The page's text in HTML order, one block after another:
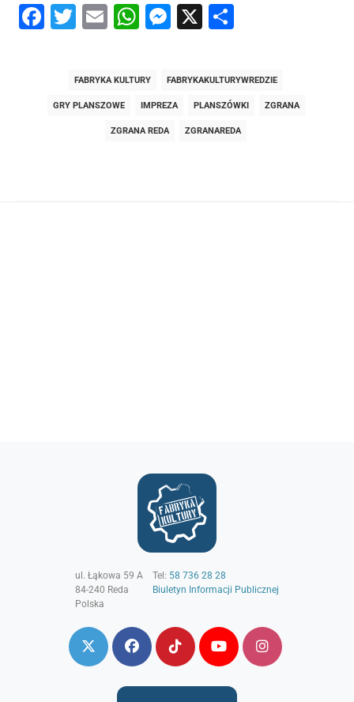
Facebook
Twitter
EmailWhatsApp
Messenger
X
FABRYKA KULTURY FABRYKAKULTURYWREDZIE
GRY PLANSZOWE IMPREZA PLANSZÓWKI ZGRANA
ZGRANA REDA ZGRANAREDA
ul. Łąkowa 59 A
84-240 Reda
Polska
Tel: 58 736 28 28
Biuletyn Informacji Publicznej